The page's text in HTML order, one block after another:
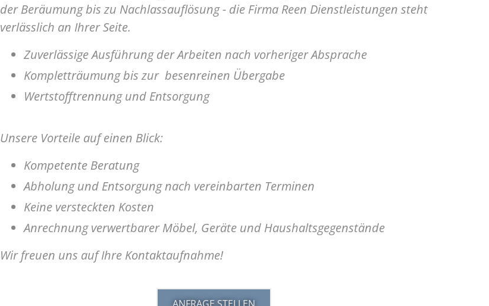
der Beräumung bis zu Nachlassauflösung - die Firma Reen Dienstleistungen steht
verlässlich an Ihrer Seite.
Zuverlässige Ausführung der Arbeiten nach vorheriger Absprache
Kompletträumung bis zur besenreinen Übergabe
Wertstofftrennung und Entsorgung
Unsere Vorteile auf einen Blick:
Kompetente Beratung
Abholung und Entsorgung nach vereinbarten Terminen
Keine versteckten Kosten
Anrechnung verwertbarer Möbel, Geräte und Haushaltsgegenstände
Wir freuen uns auf Ihre Kontaktaufnahme!